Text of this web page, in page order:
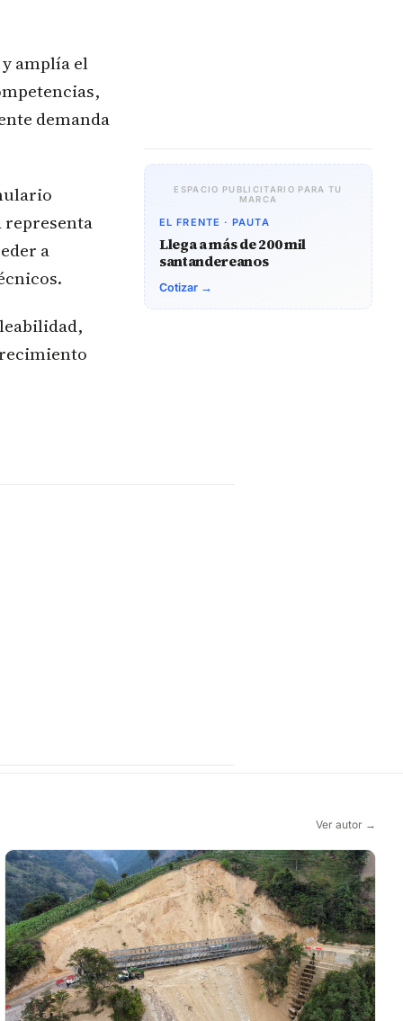
amplía el
demanda
representa
a
ESPACIO PUBLICITARIO PARA TU
MARCA
EL FRENTE · PAUTA
Llega a más de 200 mil
santandereanos
Cotizar →
Ver autor →